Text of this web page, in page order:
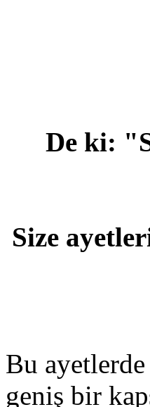
De ki:
Size
Bu ayetlerde
geniş bir